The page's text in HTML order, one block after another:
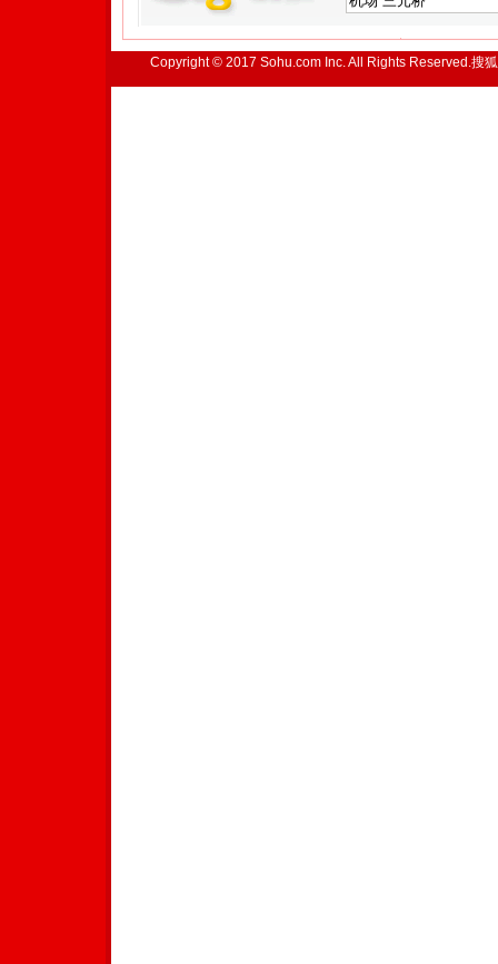
Copyright © 2017 Sohu.com Inc. All Rights Reserved.搜